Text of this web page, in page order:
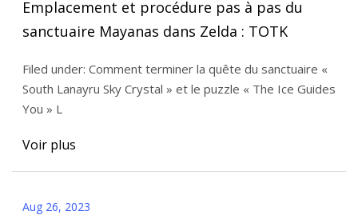
Emplacement et procédure pas à pas du
sanctuaire Mayanas dans Zelda : TOTK
Filed under: Comment terminer la quête du sanctuaire «
South Lanayru Sky Crystal » et le puzzle « The Ice Guides
You » L
Voir plus
Aug 26, 2023